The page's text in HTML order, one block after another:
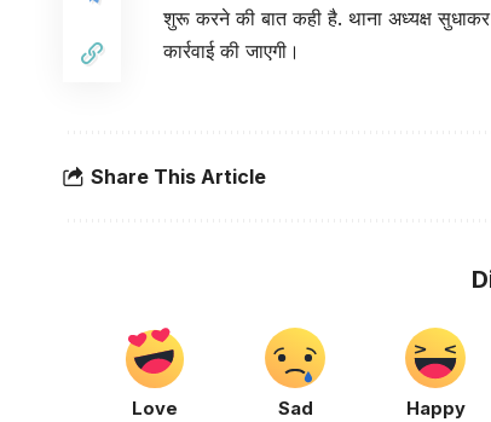
शुरू करने की बात कही है. थाना अध्यक्ष सुधाकर
कार्रवाई की जाएगी।
Share This Article
Love Sad Happy